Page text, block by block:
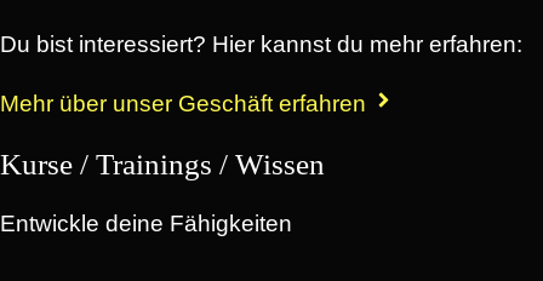
Du bist interessiert? Hier kannst du mehr erfahren:
Mehr über unser Geschäft erfahren
Kurse / Trainings / Wissen
Entwickle deine Fähigkeiten